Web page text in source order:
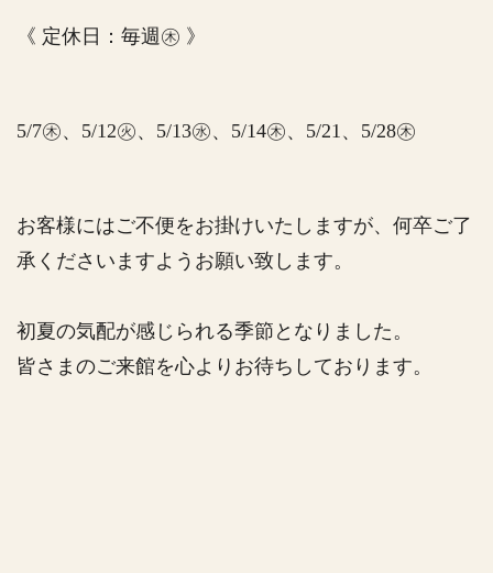
《 定休日：毎週㊍ 》
5/7㊍、5/12㊋、5/13㊌、5/14㊍、5/21、5/28㊍
お客様にはご不便をお掛けいたしますが、何卒ご了
承くださいますようお願い致します。
初夏の気配が感じられる季節となりました。
皆さまのご来館を心よりお待ちしております。